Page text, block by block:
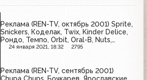
Реклама (REN-TV, октябрь 2001) Sprite,
Snickers, Коделак, Twix, Kinder Delice,
Рондо, Темпо, Orbit, Oral-B, Nuts,
Dilmah, M&M’s, BonAqua
24 января 2021, 18:32 2795
Реклама (REN-TV, сентябрь 2001)